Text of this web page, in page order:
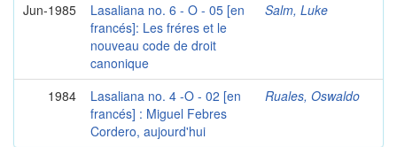
Jun-1985
Lasaliana no. 6 - O - 05 [en
francés]: Les fréres et le
nouveau code de droit
canonique
Salm, Luke
1984
Lasaliana no. 4 -O - 02 [en
francés] : Miguel Febres
Cordero, aujourd'hui
Ruales, Oswaldo